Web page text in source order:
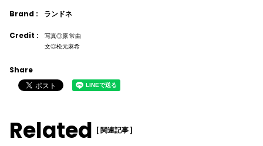
Brand : ランドネ
Credit :
写真◎原 常由
文◎松元麻希
Share
Related [ 関連記事 ]